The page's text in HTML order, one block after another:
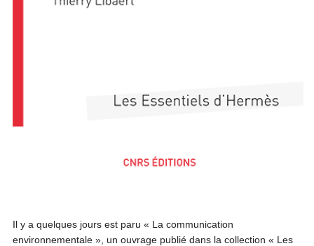
Il y a quelques jours est paru « La communication
environnementale », un ouvrage publié dans la collection « Les